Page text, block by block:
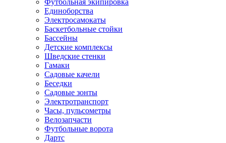
Футбольная экипировка
Единоборства
Электросамокаты
Баскетбольные стойки
Бассейны
Детские комплексы
Шведские стенки
Гамаки
Садовые качели
Беседки
Садовые зонты
Электротранспорт
Часы, пульсометры
Велозапчасти
Футбольные ворота
Дартс